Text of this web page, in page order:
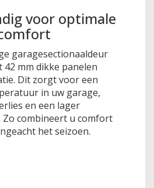
voor optimale
garagesectionaaldeur
42 mm dikke panelen
Dit zorgt voor een
in uw garage,
en een lager
combineert u comfort
het seizoen.